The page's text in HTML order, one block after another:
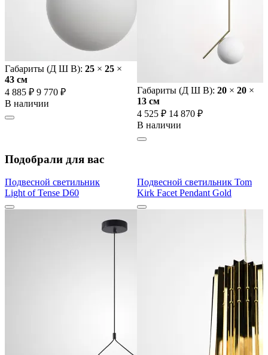
Габариты (Д Ш В): 25 × 25 ×
43 cм
4 885 ₽ 9 770 ₽
В наличии
Габариты (Д Ш В): 20 × 20 ×
13 cм
4 525 ₽ 14 870 ₽
В наличии
Подобрали для вас
Подвесной светильник
Light of Tense D60
Подвесной светильник Tom
Kirk Facet Pendant Gold